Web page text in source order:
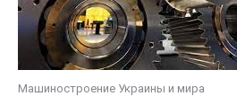
Машиностроение Украины и мира